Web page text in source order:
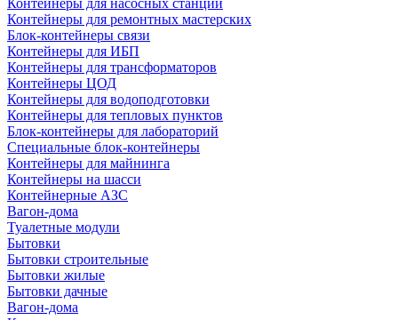
Контейнеры для насосных станций
Контейнеры для ремонтных мастерских
Блок-контейнеры связи
Контейнеры для ИБП
Контейнеры для трансформаторов
Контейнеры ЦОД
Контейнеры для водоподготовки
Контейнеры для тепловых пунктов
Блок-контейнеры для лабораторий
Специальные блок-контейнеры
Контейнеры для майнинга
Контейнеры на шасси
Контейнерные АЗС
Вагон-дома
Туалетные модули
Бытовки
Бытовки строительные
Бытовки жилые
Бытовки дачные
Вагон-дома